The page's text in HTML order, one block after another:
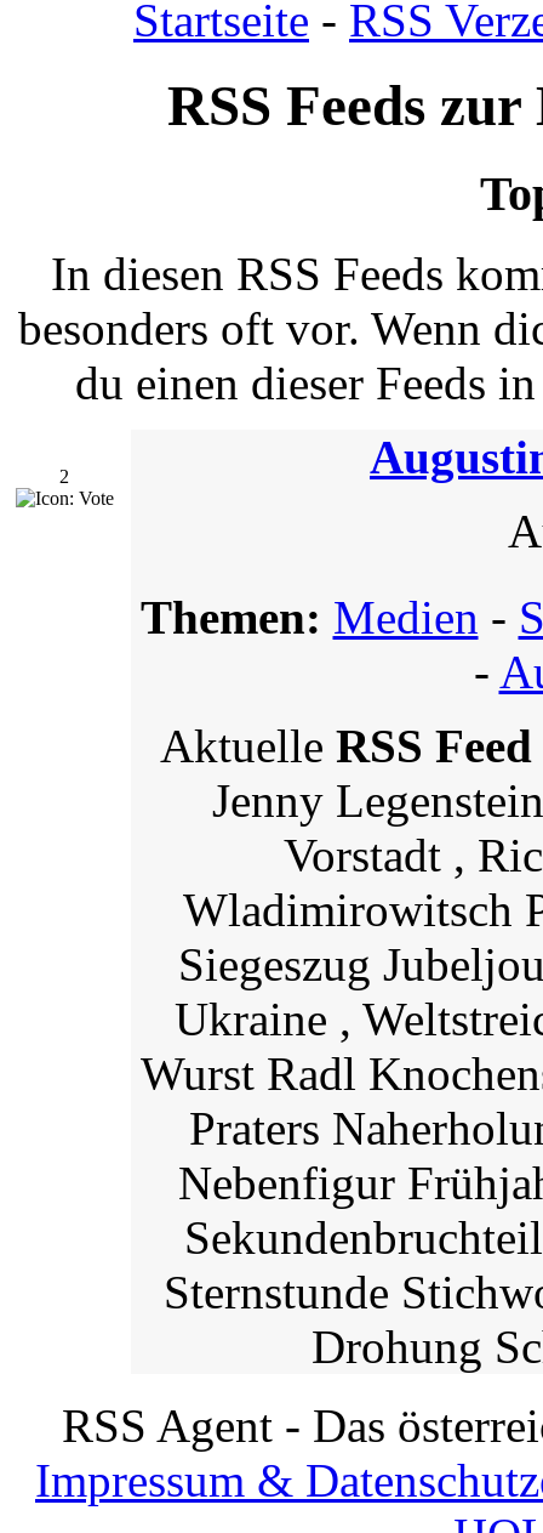
Startseite - RSS
RSS Feeds
In diesen RSS Feeds
besonders oft vor. Wenn
du einen dieser Feeds
2
Themen: Medien -
-
Aktuelle RSS Feed
Jenny
Vorstadt ,
Wladimirowitsch
Siegeszug
Ukraine ,
Wurst Radl
Praters
Nebenfigur
Sternstunde
Drohung
RSS Agent - Das
Impressum &